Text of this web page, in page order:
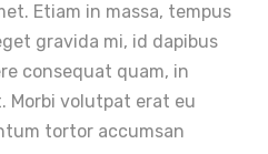
Etiam in massa, tempus
gravida mi, id dapibus
consequat quam, in
volutpat erat eu
tortor accumsan